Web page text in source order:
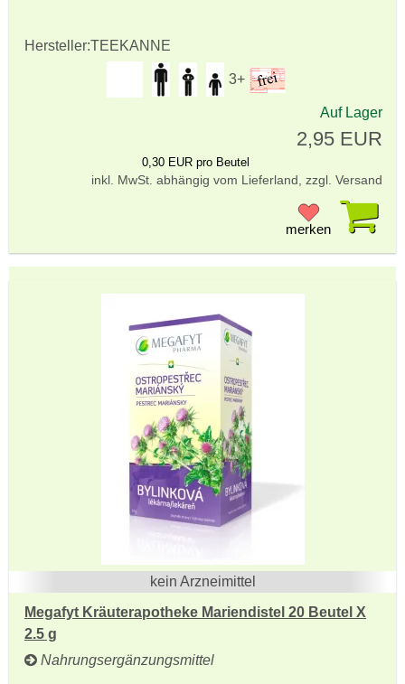
Hersteller:TEEKANNE
3+
Auf Lager
2,95 EUR
0,30 EUR pro Beutel
inkl. MwSt. abhängig vom Lieferland, zzgl. Versand
merken
kein Arzneimittel
Megafyt Kräuterapotheke Mariendistel 20 Beutel X
2.5 g
Nahrungsergänzungsmittel